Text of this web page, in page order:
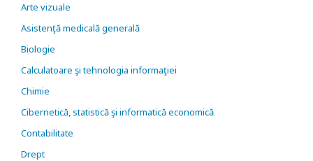
Arte vizuale
Asistenţă medicală generală
Biologie
Calculatoare şi tehnologia informaţiei
Chimie
Cibernetică, statistică şi informatică economică
Contabilitate
Drept